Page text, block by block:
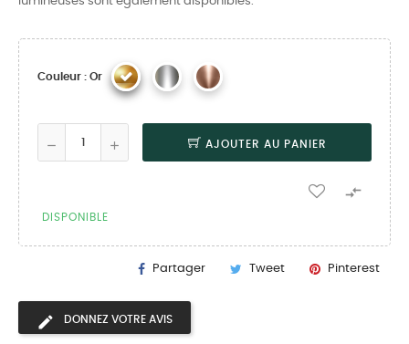
Couleur : Or
AJOUTER AU PANIER

DISPONIBLE
Partager Tweet Pinterest
DONNEZ VOTRE AVIS